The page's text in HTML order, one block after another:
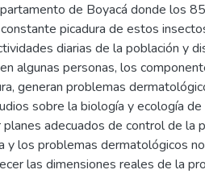
de Boyacá donde los
picadura de estos
diarias de la población y
algunas personas, los
generan problemas
sobre la biología y ecología
planes adecuados de control de la
y los problemas dermatológicos
las dimensiones reales de la